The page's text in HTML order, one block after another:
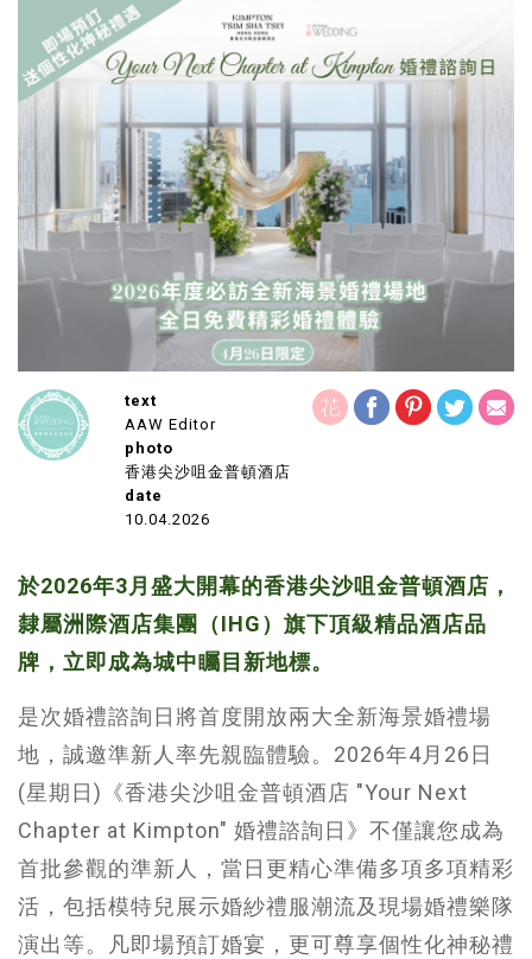
text
AAW Editor
photo
香港尖沙咀金普頓酒店
date
10.04.2026
於2026年3月盛大開幕的香港尖沙咀金普頓酒店，
隸屬洲際酒店集團（IHG）旗下頂級精品酒店品
牌，立即成為城中矚目新地標。
是次婚禮諮詢日將首度開放兩大全新海景婚禮場
地，誠邀準新人率先親臨體驗。2026年4月26日
(星期日)《香港尖沙咀金普頓酒店 "Your Next
Chapter at Kimpton" 婚禮諮詢日》不僅讓您成為
首批參觀的準新人，當日更精心準備多項多項精彩
活，包括模特兒展示婚紗禮服潮流及現場婚禮樂隊
演出等。凡即場預訂婚宴，更可尊享個性化神秘禮